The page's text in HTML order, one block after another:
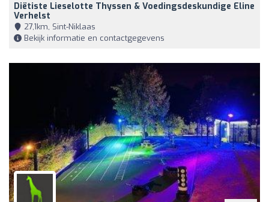
Diëtiste Lieselotte Thyssen & Voedingsdeskundige Eline
Verhelst
27,1km, Sint-Niklaas
Bekijk informatie en contactgegevens